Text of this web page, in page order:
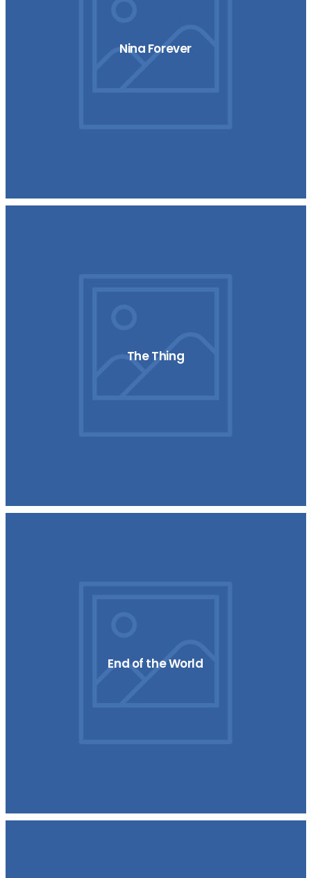
Nina Forever
The Thing
End of the World